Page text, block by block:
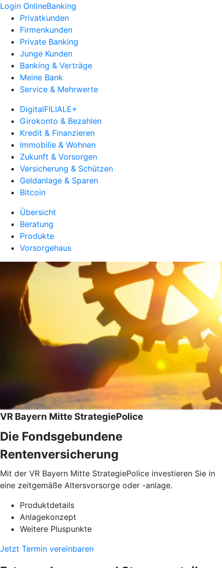
Login OnlineBanking
Privatkunden
Firmenkunden
Private Banking
Junge Kunden
Banking & Verträge
Meine Bank
Service & Mehrwerte
DigitalFILIALE+
Girokonto & Bezahlen
Kredit & Finanzieren
Immobilie & Wohnen
Zukunft & Vorsorgen
Versicherung & Schützen
Geldanlage & Sparen
Bitcoin
Übersicht
Beratung
Produkte
Vorsorgehaus
VR Bayern Mitte StrategiePolice
Die Fondsgebundene
Rentenversicherung
Mit der VR Bayern Mitte StrategiePolice investieren Sie in
eine zeitgemäße Altersvorsorge oder -anlage.
Produktdetails
Anlagekonzept
Weitere Pluspunkte
Jetzt Termin vereinbaren